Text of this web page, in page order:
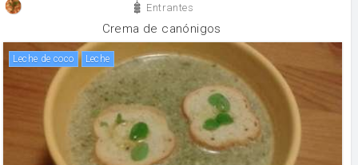
Entrantes
Crema de canónigos
Leche de coco leche